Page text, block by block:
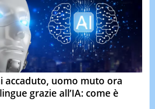
accaduto, uomo muto ora
grazie all’IA: come è